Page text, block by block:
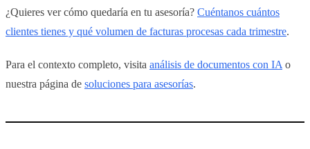
¿Quieres ver cómo quedaría en tu asesoría? Cuéntanos cuántos
clientes tienes y qué volumen de facturas procesas cada trimestre.
Para el contexto completo, visita análisis de documentos con IA o
nuestra página de soluciones para asesorías.